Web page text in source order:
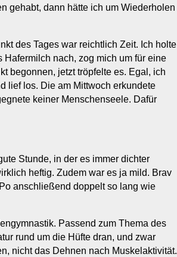
gehabt, dann hätte ich um Wiederholen
des Tages war reichtlich Zeit. Ich holte
nach, zog mich um für eine
begonnen, jetzt tröpfelte es. Egal, ich
lief los. Die am Mittwoch erkundete
keiner Menschenseele. Dafür
Stunde, in der es immer dichter
heftig. Zudem war es ja mild. Brav
anschließend doppelt so lang wie
Passend zum Thema des
rund um die Hüfte dran, und zwar
nicht das Dehnen nach Muskelaktivität.